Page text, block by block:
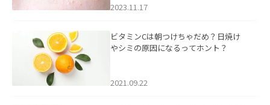
2023.11.17
ビタミンCは朝つけちゃだめ？日焼け
やシミの原因になるってホント？
2021.09.22